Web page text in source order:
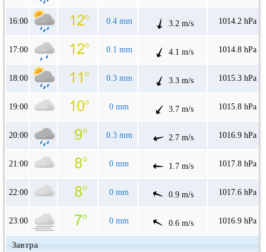
16:00 0.4 mm 3.2 m/s 1014.2 hPa
17:00 0.1 mm 4.1 m/s 1014.8 hPa
18:00 0.3 mm 3.3 m/s 1015.3 hPa
19:00 0 mm 3.7 m/s 1015.8 hPa
20:00 0.3 mm 2.7 m/s 1016.9 hPa
21:00 0 mm 1.7 m/s 1017.8 hPa
22:00 0 mm 0.9 m/s 1017.6 hPa
23:00 0 mm 0.6 m/s 1016.9 hPa
Завтра